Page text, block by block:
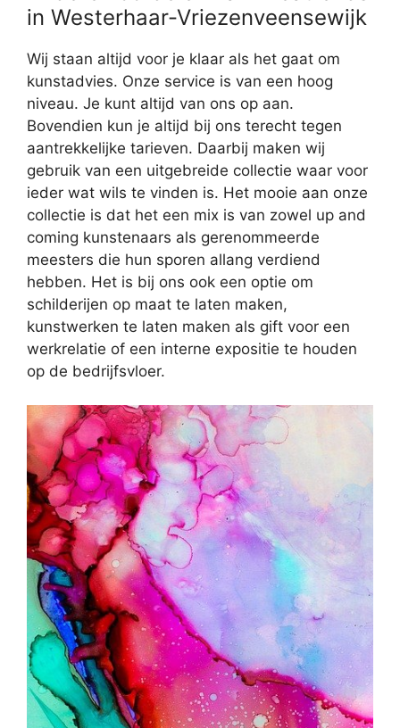
in Westerhaar-Vriezenveensewijk
Wij staan altijd voor je klaar als het gaat om
kunstadvies. Onze service is van een hoog
niveau. Je kunt altijd van ons op aan.
Bovendien kun je altijd bij ons terecht tegen
aantrekkelijke tarieven. Daarbij maken wij
gebruik van een uitgebreide collectie waar voor
ieder wat wils te vinden is. Het mooie aan onze
collectie is dat het een mix is van zowel up and
coming kunstenaars als gerenommeerde
meesters die hun sporen allang verdiend
hebben. Het is bij ons ook een optie om
schilderijen op maat te laten maken,
kunstwerken te laten maken als gift voor een
werkrelatie of een interne expositie te houden
op de bedrijfsvloer.